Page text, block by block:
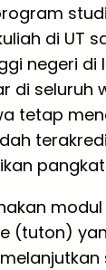
di
negeri di
di seluruh
tetap
(tuton)